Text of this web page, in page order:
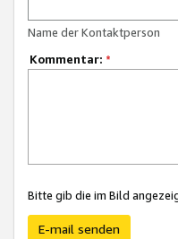
Name der Kontaktperson
Kommentar: *
Bitte gib die im Bild
E-mail senden